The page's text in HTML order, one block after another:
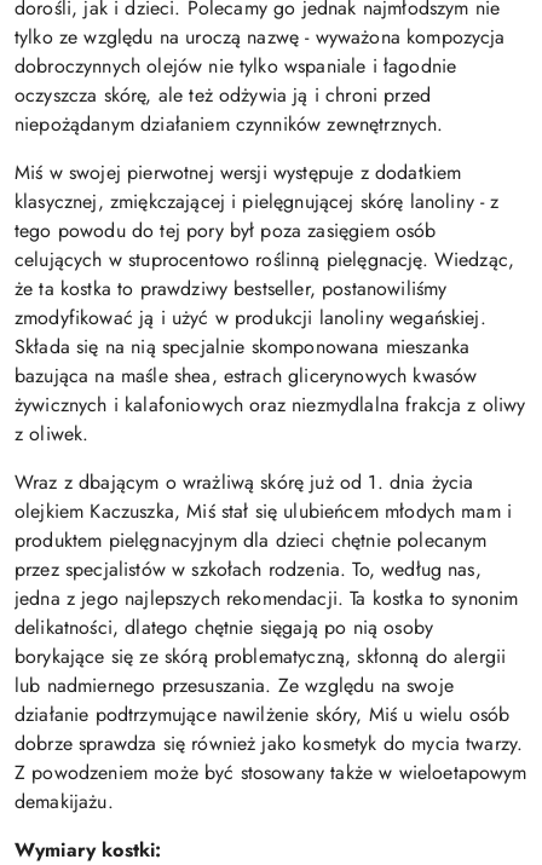
dorośli, jak i dzieci. Polecamy go jednak najmłodszym nie
tylko ze względu na uroczą nazwę - wyważona kompozycja
dobroczynnych olejów nie tylko wspaniale i łagodnie
oczyszcza skórę, ale też odżywia ją i chroni przed
niepożądanym działaniem czynników zewnętrznych.
Miś w swojej pierwotnej wersji występuje z dodatkiem
klasycznej, zmiękczającej i pielęgnującej skórę lanoliny - z
tego powodu do tej pory był poza zasięgiem osób
celujących w stuprocentowo roślinną pielęgnację. Wiedząc,
że ta kostka to prawdziwy bestseller, postanowiliśmy
zmodyfikować ją i użyć w produkcji lanoliny wegańskiej.
Składa się na nią specjalnie skomponowana mieszanka
bazująca na maśle shea, estrach glicerynowych kwasów
żywicznych i kalafoniowych oraz niezmydlalna frakcja z oliwy
z oliwek.
Wraz z dbającym o wrażliwą skórę już od 1. dnia życia
olejkiem Kaczuszka, Miś stał się ulubieńcem młodych mam i
produktem pielęgnacyjnym dla dzieci chętnie polecanym
przez specjalistów w szkołach rodzenia. To, według nas,
jedna z jego najlepszych rekomendacji. Ta kostka to synonim
delikatności, dlatego chętnie sięgają po nią osoby
borykające się ze skórą problematyczną, skłonną do alergii
lub nadmiernego przesuszania. Ze względu na swoje
działanie podtrzymujące nawilżenie skóry, Miś u wielu osób
dobrze sprawdza się również jako kosmetyk do mycia twarzy.
Z powodzeniem może być stosowany także w wieloetapowym
demakijażu.
Wymiary kostki: